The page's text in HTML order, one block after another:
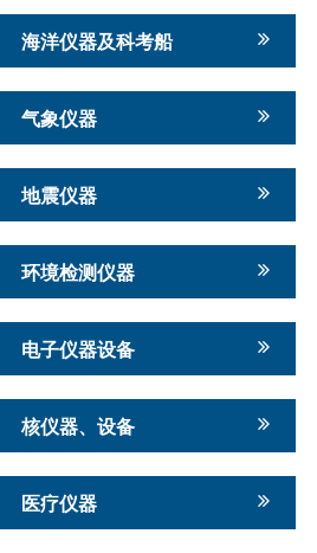
海洋仪器及科考船
气象仪器
地震仪器
环境检测仪器
电子仪器设备
核仪器、设备
医疗仪器